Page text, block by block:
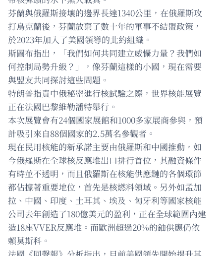
芬蘭與俄羅斯接壤的邊界長達1340公里，在俄羅斯攻
打烏克蘭後，芬蘭放棄了數十年的軍事不結盟政策，
於2023年加入了美國領導的北約組織。
斯圖布指出，「我們如何共同建立威懾力量？我們如
何控制局勢升級？」，像芬蘭這樣的小國，現在需要
與盟友共同探討這些問題。
特朗普指責中俄秘密進行核試驗之際，世界核能展覽
正在法國巴黎維勒潘特舉行。
本次展覽會有24個國家展館和1000多家展商參與，預
計吸引來自88個國家的2.5萬名參觀者。
現在民用核能的新承諾主要由俄羅斯和中國推動，如
今俄羅斯在全球核反應堆出口排行首位，其融資條件
有時並不透明，而且俄羅斯在核能供應鏈的各個環節
都佔據著重要地位，首先是核燃料領域。另外如孟加
拉、中國、印度、土耳其、埃及、匈牙利等國家核能
公司去年創造了180億美元的盈利，正在全球範圍內建
造18座VVER反應堆。而歐洲超過20%的鈾供應仍依
賴莫斯科。